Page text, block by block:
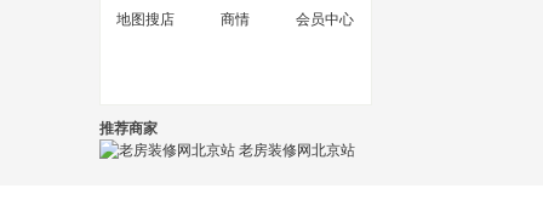
地图搜店 商情 会员中心
推荐商家
老房装修网北京站